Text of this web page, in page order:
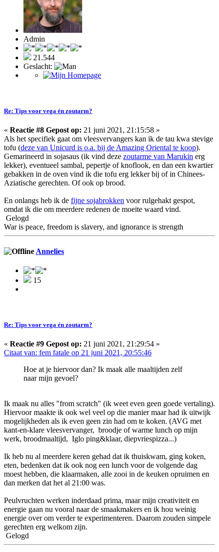
Admin
21.544
Geslacht:
Re: Tips voor vega én zoutarm?
« Reactie #8 Gepost op: 21 juni 2021, 21:15:58 »
Als het specifiek gaat om vleesvervangers kan ik de tau kwa stevige
tofu (deze van Unicurd is o.a. bij de Amazing Oriental te koop).
Gemarineerd in sojasaus (ik vind deze zoutarme van Marukin erg
lekker), eventueel sambal, pepertje of knoflook, en dan een kwartier
gebakken in de oven vind ik die tofu erg lekker bij of in Chinees-
Aziatische gerechten. Of ook op brood.
En onlangs heb ik de fijne sojabrokken voor rulgehakt gespot,
omdat ik die om meerdere redenen de moeite waard vind.
Gelogd
War is peace, freedom is slavery, and ignorance is strength
Annelies
15
Re: Tips voor vega én zoutarm?
« Reactie #9 Gepost op: 21 juni 2021, 21:29:54 »
Citaat van: fem fatale op 21 juni 2021, 20:55:46
Hoe at je hiervoor dan? Ik maak alle maaltijden zelf
naar mijn gevoel?
Ik maak nu alles "from scratch" (ik weet even geen goede vertaling).
Hiervoor maakte ik ook wel veel op die manier maar had ik uitwijk
mogelijkheden als ik even geen zin had om te koken. (AVG met
kant-en-klare vleesvervanger, broodje of warme lunch op mijn
werk, broodmaaltijd, Iglo ping&klaar, diepvriespizza...)
Ik heb nu al meerdere keren gehad dat ik thuiskwam, ging koken,
eten, bedenken dat ik ook nog een lunch voor de volgende dag
moest hebben, die klaarmaken, alle zooi in de keuken opruimen en
dan merken dat het al 21:00 was.
Peulvruchten werken inderdaad prima, maar mijn creativiteit en
energie gaan nu vooral naar de smaakmakers en ik hou weinig
energie over om verder te experimenteren. Daarom zouden simpele
gerechten erg welkom zijn.
Gelogd